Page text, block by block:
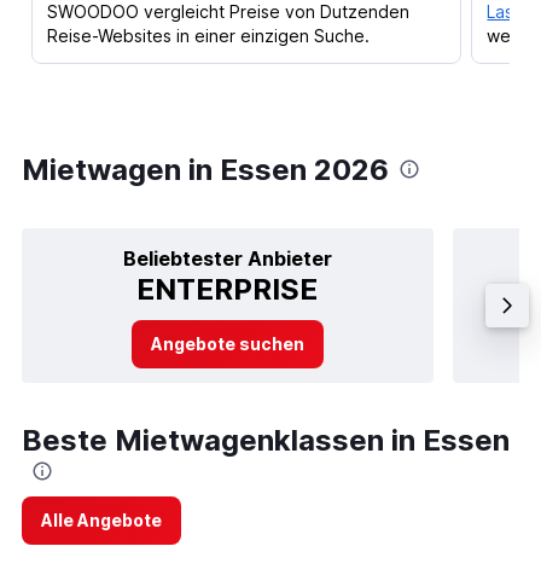
SWOODOO vergleicht Preise von Dutzenden
Reise-Websites in einer einzigen Suche.
Lass
Mietwagen in Essen 2026
Beliebtester Anbieter
ENTERPRISE
Angebote suchen
Beste Mietwagenklassen in Essen
Alle Angebote